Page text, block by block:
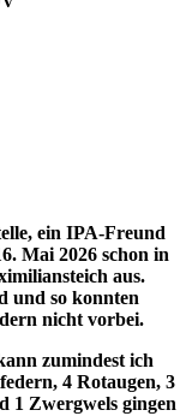
ein IPA-Freund
Mai 2026 schon in
aus.
und so konnten
nicht vorbei.
zumindest ich
4 Rotaugen, 3
1 Zwergwels gingen